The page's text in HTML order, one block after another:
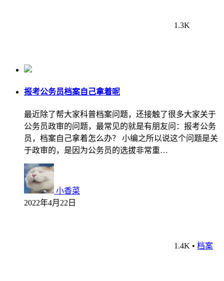
1.3K
报考公务员档案自己拿着呢
最近除了帮大家科普档案问题，还接触了很多大家关于
公务员政审的问题，最常见的就是有朋友问：报考公务
员，档案自己拿着怎么办？ 小编之所以说这个问题是关
于政审的，是因为公务员的选拔非常重…
小香菜
2022年4月22日
1.4K • 档案